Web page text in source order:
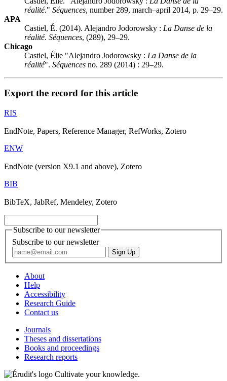
réalité." Séquences, number 289, march–april 2014, p. 29–29.
APA
Castiel, É. (2014). Alejandro Jodorowsky : La Danse de la
réalité. Séquences, (289), 29–29.
Chicago
Castiel, Élie "Alejandro Jodorowsky : La Danse de la
réalité". Séquences no. 289 (2014) : 29–29.
Export the record for this article
RIS
EndNote, Papers, Reference Manager, RefWorks, Zotero
ENW
EndNote (version X9.1 and above), Zotero
BIB
BibTeX, JabRef, Mendeley, Zotero
Subscribe to our newsletter
Subscribe to our newsletter
About
Help
Accessibility
Research Guide
Contact us
Journals
Theses and dissertations
Books and proceedings
Research reports
Cultivate your knowledge.